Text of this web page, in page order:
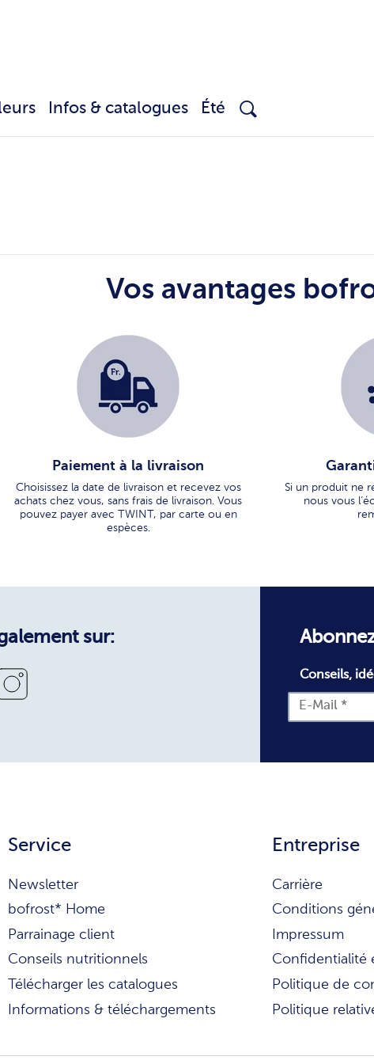
Infos & catalogues Été
Vos avantages
Paiement à la livraison
Choisissez la date de livraison et recevez vos
achats chez vous, sans frais de livraison. Vous
pouvez payer avec TWINT, par carte ou en
espèces.
Si un produit ne
nous vous
Service
Newsletter
bofrost* Home
Parrainage client
Conseils nutritionnels
Télécharger les catalogues
Informations & téléchargements
Entreprise
Carrière
Conditions
Impressum
Confidentialité
Politique de
Politique
sur:
Conseils,